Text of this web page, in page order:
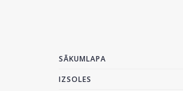
SĀKUMLAPA
IZSOLES